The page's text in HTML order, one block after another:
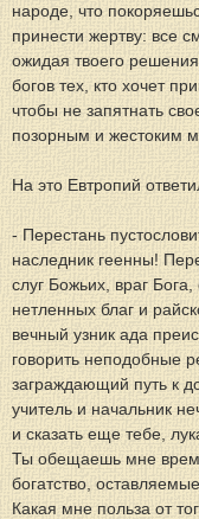
народе, что
принести жертву: все
ожидая твоего
богов тех, кто хочет
чтобы не запятнать
позорным и жестоким
На это Евтропий
- Перестань
наследник геенны!
слуг Божьих, враг
нетленных благ и
вечный узник ада
говорить неподобные
заграждающий путь к
учитель и начальник
и сказать еще тебе,
Ты обещаешь мне
богатство,
Какая мне польза от